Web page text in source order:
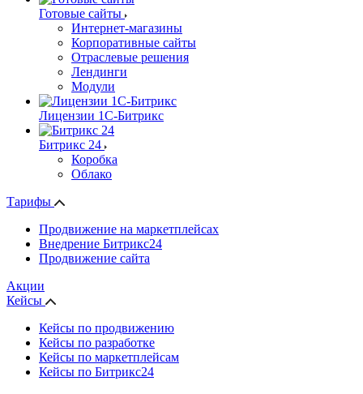
Готовые сайты
Интернет-магазины
Корпоративные сайты
Отраслевые решения
Лендинги
Модули
Лицензии 1С-Битрикс
Битрикс 24
Коробка
Облако
Тарифы
Продвижение на маркетплейсах
Внедрение Битрикс24
Продвижение сайта
Акции
Кейсы
Кейсы по продвижению
Кейсы по разработке
Кейсы по маркетплейсам
Кейсы по Битрикс24